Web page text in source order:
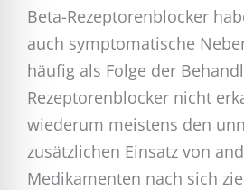
Beta-Rezeptorenblocker
auch symptomatische
häufig als Folge der
Rezeptorenblocker nicht
wiederum meistens den
zusätzlichen Einsatz von
Medikamenten nach sich